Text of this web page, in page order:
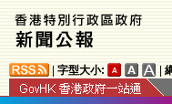
字型大小: